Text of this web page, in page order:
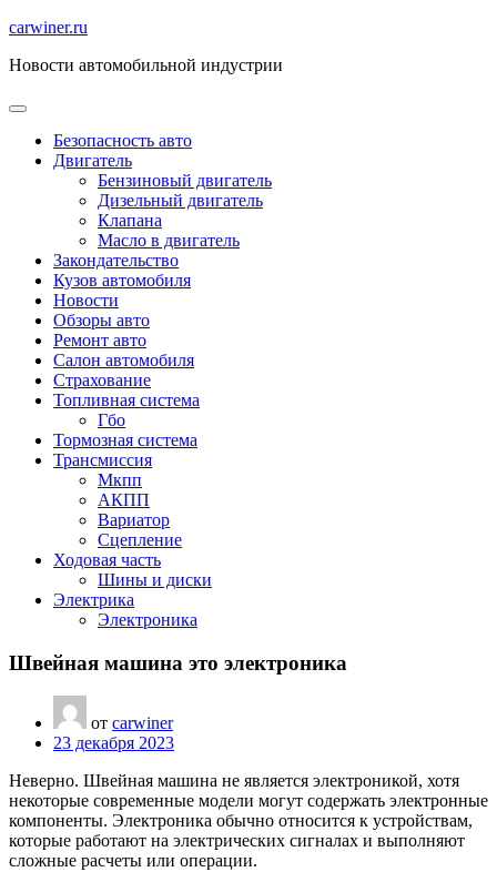
Перейти
содержимому
carwiner.ru
Новости автомобильной индустрии
Безопасность авто
Двигатель
Бензиновый двигатель
Дизельный двигатель
Клапана
Масло в двигатель
Закондательство
Кузов автомобиля
Новости
Обзоры авто
Ремонт авто
Салон автомобиля
Страхование
Топливная система
Гбо
Тормозная система
Трансмиссия
Мкпп
АКПП
Вариатор
Сцепление
Ходовая часть
Шины и диски
Электрика
Электроника
Швейная машина это электроника
от carwiner
23 декабря 2023
Неверно. Швейная машина не является электроникой, хотя
некоторые современные модели могут содержать электронные
компоненты. Электроника обычно относится к устройствам,
которые работают на электрических сигналах и выполняют
сложные расчеты или операции.